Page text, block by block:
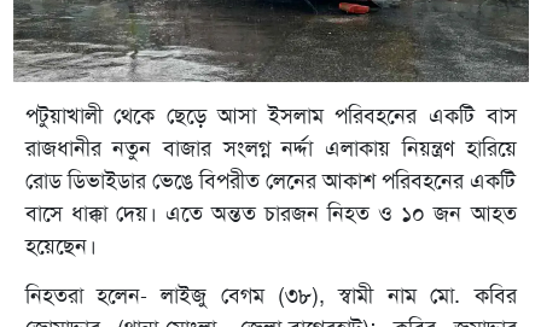
পটুয়াখালী থেকে ছেড়ে আসা ইসলাম পরিবহনের একটি বাস
রাজধানীর নতুন বাজার সংলগ্ন নর্দ্দা এলাকায় নিয়ন্ত্রণ হারিয়ে
রোড ডিভাইডার ভেঙে বিপরীত লেনের আকাশ পরিবহনের একটি
বাসে ধাক্কা দেয়। এতে অন্তত চারজন নিহত ও ১০ জন আহত
হয়েছেন।
নিহতরা হলেন- লাইজু বেগম (৩৮), স্বামী নাম মো. কবির